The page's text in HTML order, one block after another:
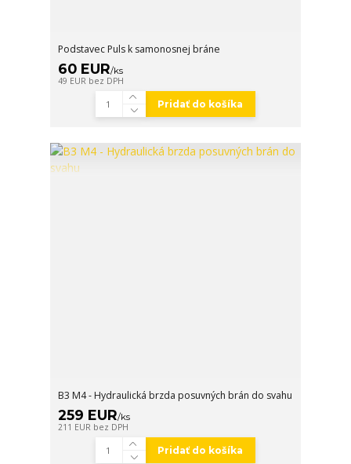
Podstavec Puls k samonosnej bráne
60 EUR/ks
49 EUR bez DPH
Pridať do košíka
B3 M4 - Hydraulická brzda posuvných brán do svahu
259 EUR/ks
211 EUR bez DPH
Pridať do košíka